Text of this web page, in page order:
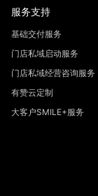
服务支持
基础交付服务
门店私域启动服务
门店私域经营咨询服务
有赞云定制
大客户SMILE+服务